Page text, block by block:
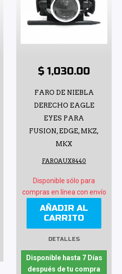
$ 1,030.00
FARO DE NIEBLA
DERECHO EAGLE
EYES PARA
FUSION, EDGE, MKZ,
MKX
FAROAUX8440
Disponible sólo para
compras en línea con envío
AÑADIR AL
CARRITO
DETALLES
Disponible hasta 7 Días
después de tu compra